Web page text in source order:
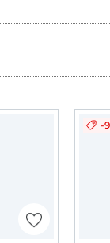
-